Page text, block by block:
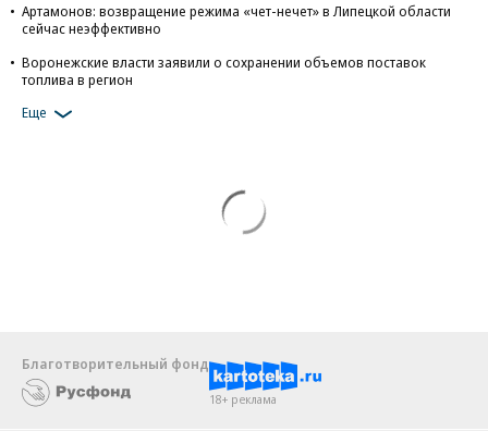
Артамонов: возвращение режима «чет-нечет» в Липецкой области
сейчас неэффективно
Воронежские власти заявили о сохранении объемов поставок
топлива в регион
Еще
Благотворительный фонд
18+ реклама